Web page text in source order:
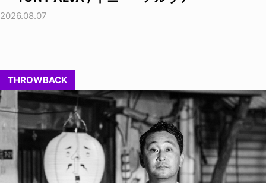
2026.08.07
THROWBACK